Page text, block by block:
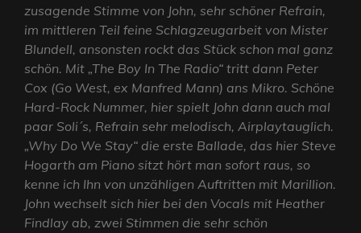
zusagende Stimme von John, sehr schöner Refrain,
im mittleren Teil feine Schlagzeugarbeit von Mister
Blundell, ansonsten rockt das Stück schon mal ganz
schön. Mit „The Boy In The Radio“ tritt dann Peter
Cox (Go West, ex Manfred Mann) ans Mikro. Schöne
Hard-Rock Nummer, hier spielt John dann auch mal
paar Soli´s, Refrain sehr melodisch, Airplaytauglich.
„Why Do We Stay“ die erste Ballade, das hier Steve
Hogarth am Piano sitzt hört man sofort raus, so
kenne ich Ihn von unzähligen Auftritten mit Marillion.
John wechselt sich hier bei den Vocals mit Heather
Findlay ab, zwei Stimmen die sehr schön